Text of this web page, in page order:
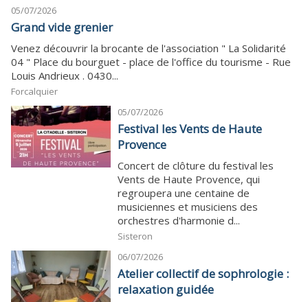
05/07/2026
Grand vide grenier
Venez découvrir la brocante de l'association " La Solidarité
04 " Place du bourguet - place de l'office du tourisme - Rue
Louis Andrieux . 0430...
Forcalquier
05/07/2026
Festival les Vents de Haute
Provence
Concert de clôture du festival les
Vents de Haute Provence, qui
regroupera une centaine de
musiciennes et musiciens des
orchestres d'harmonie d...
Sisteron
06/07/2026
Atelier collectif de sophrologie :
relaxation guidée